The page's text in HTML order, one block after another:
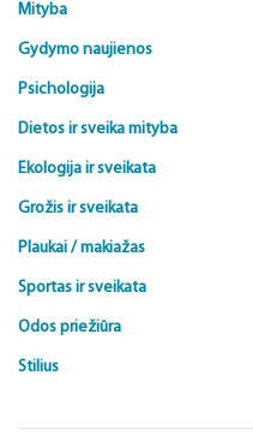
Mityba
Gydymo naujienos
Psichologija
Dietos ir sveika mityba
Ekologija ir sveikata
Grožis ir sveikata
Plaukai / makiažas
Sportas ir sveikata
Odos priežiūra
Stilius